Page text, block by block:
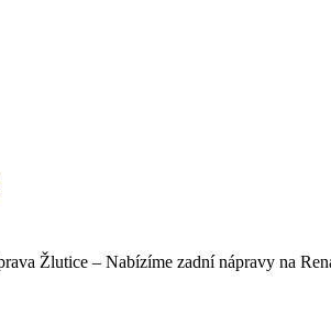
Žlutice – Nabízíme zadní nápravy na